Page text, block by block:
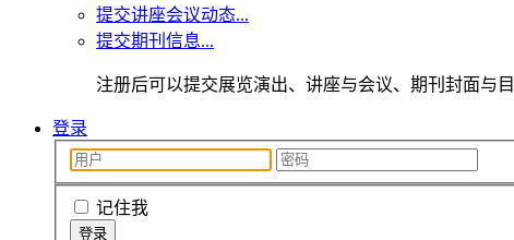
提交讲座会议动态...
提交期刊信息...
注册后可以提交展览演出、讲座与会议、期刊封面与
登录
记住我